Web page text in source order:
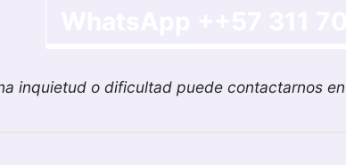
inquietud o dificultad puede contactarnos